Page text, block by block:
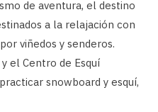
de aventura, el destino
a la relajación con
viñedos y senderos.
el Centro de Esquí
snowboard y esquí,